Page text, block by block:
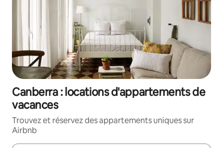
Canberra : locations d'appartements de
vacances
Trouvez et réservez des appartements uniques sur
Airbnb